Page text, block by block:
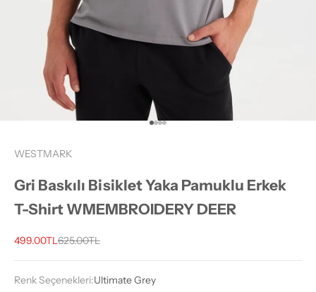
1 ögesine git
2 ögesine git
3 ögesine git
4 ögesine git
WESTMARK
Gri Baskılı Bisiklet Yaka Pamuklu Erkek
T-Shirt WMEMBROIDERY DEER
İndirimli fiyat
499.00TLNormal fiyat
625.00TL
Renk Seçenekleri:Ultimate Grey